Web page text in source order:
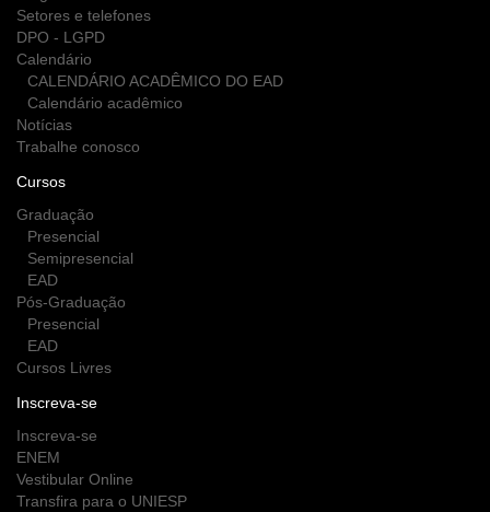
Setores e telefones
DPO - LGPD
Calendário
CALENDÁRIO ACADÊMICO DO EAD
Calendário acadêmico
Notícias
Trabalhe conosco
Cursos
Graduação
Presencial
Semipresencial
EAD
Pós-Graduação
Presencial
EAD
Cursos Livres
Inscreva-se
Inscreva-se
ENEM
Vestibular Online
Transfira para o UNIESP